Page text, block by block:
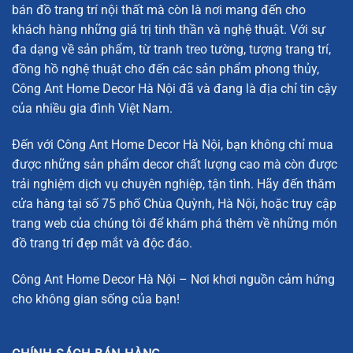
Mẫu hươu hoa anh đào để bàn đẹp mắt
Thông Tin Về Sản Phẩm Hươu Hoa Anh Đào Để Bàn
Hươu hoa anh đào để bàn được chế tác từ đồng nguyên
chất, với thiết kế tinh xảo và sắc nét. Dưới đây là các thông
Kích thước nhỏ:D21,5cm x R8,5cm x C24,5cm, nặng
1.2kg
Kích thước lớn:D36cm x R13cm x C40cm, nặng 3.3kg
Chất liệu:
Đồng cao cấp
Với hai kích thước nhỏ và lớn, hươu hoa anh đào để bàn
rất dễ dàng lựa chọn cho không gian sống của bạn. Chất
liệu đồng mang lại độ bền cao và giữ được vẻ đẹp lâu dài.
lá đều được hoàn thiện tỉ mỉ, tạo nên một tác phẩm nghệ
bán đồ trang trí nội thất mà còn là nơi mang đến cho
khách hàng những giá trị tinh thần và nghệ thuật. Với sự
đa dạng về sản phẩm, từ tranh treo tường, tượng trang trí,
đồng hồ nghệ thuật cho đến các sản phẩm phong thủy,
Công Ant Home Decor Hà Nội đã và đang là địa chỉ tin cậy
của nhiều gia đình Việt Nam.
Đến với Công Ant Home Decor Hà Nội, bạn không chỉ mua
được những sản phẩm decor chất lượng cao mà còn được
trải nghiệm dịch vụ chuyên nghiệp, tận tình. Hãy đến thăm
cửa hàng tại số 75 phố Chùa Quỳnh, Hà Nội, hoặc truy cập
trang web của chúng tôi để khám phá thêm về những món
đồ trang trí đẹp mắt và độc đáo.
Công Ant Home Decor Hà Nội – Nơi khơi nguồn cảm hứng
cho không gian sống của bạn!